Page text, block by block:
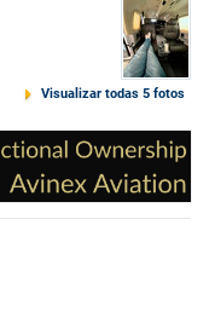
Visualizar todas 5 fotos